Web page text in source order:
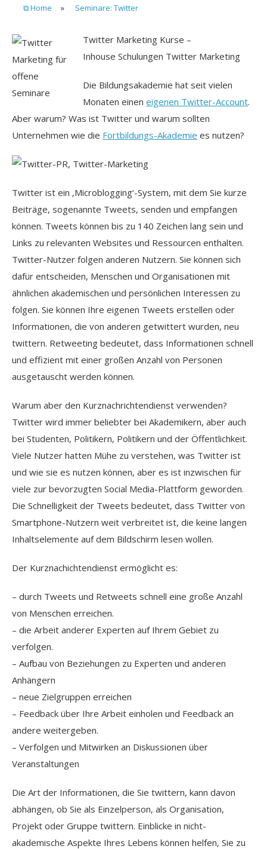
⧉ Home » Seminare: Twitter
Twitter Marketing Kurse –
Inhouse Schulungen Twitter Marketing
Die Bildungsakademie hat seit vielen
Monaten einen eigenen Twitter-Account.
Aber warum? Was ist Twitter und warum sollten
Unternehmen wie die Fortbildungs-Akademie es nutzen?
Twitter ist ein ‚Microblogging‘-System, mit dem Sie kurze
Beiträge, sogenannte Tweets, senden und empfangen
können. Tweets können bis zu 140 Zeichen lang sein und
Links zu relevanten Websites und Ressourcen enthalten.
Twitter-Nutzer folgen anderen Nutzern. Sie können sich
dafür entscheiden, Menschen und Organisationen mit
ähnlichen akademischen und persönlichen Interessen zu
folgen. Sie können Ihre eigenen Tweets erstellen oder
Informationen, die von anderen getwittert wurden, neu
twittern. Retweeting bedeutet, dass Informationen schnell
und effizient mit einer großen Anzahl von Personen
ausgetauscht werden können.
Warum aber den Kurznachrichtendienst verwenden?
Twitter wird immer beliebter bei Akademikern, aber auch
bei Studenten, Politikern, Politikern und der Öffentlichkeit.
Viele Nutzer hatten Mühe zu verstehen, was Twitter ist
und wie sie es nutzen können, aber es ist inzwischen für
viele zur bevorzugten Social Media-Plattform geworden.
Die Schnelligkeit der Tweets bedeutet, dass Twitter von
Smartphone-Nutzern weit verbreitet ist, die keine langen
Inhaltselemente auf dem Bildschirm lesen wollen.
Der Kurznachichtendienst ermöglicht es:
– durch Tweets und Retweets schnell eine große Anzahl
von Menschen erreichen.
– die Arbeit anderer Experten auf Ihrem Gebiet zu
verfolgen.
– Aufbau von Beziehungen zu Experten und anderen
Anhängern
– neue Zielgruppen erreichen
– Feedback über Ihre Arbeit einholen und Feedback an
andere weitergeben.
– Verfolgen und Mitwirken an Diskussionen über
Veranstaltungen
Die Art der Informationen, die Sie twittern, kann davon
abhängen, ob Sie als Einzelperson, als Organisation,
Projekt oder Gruppe twittern. Einblicke in nicht-
akademische Aspekte Ihres Lebens können helfen, Sie zu